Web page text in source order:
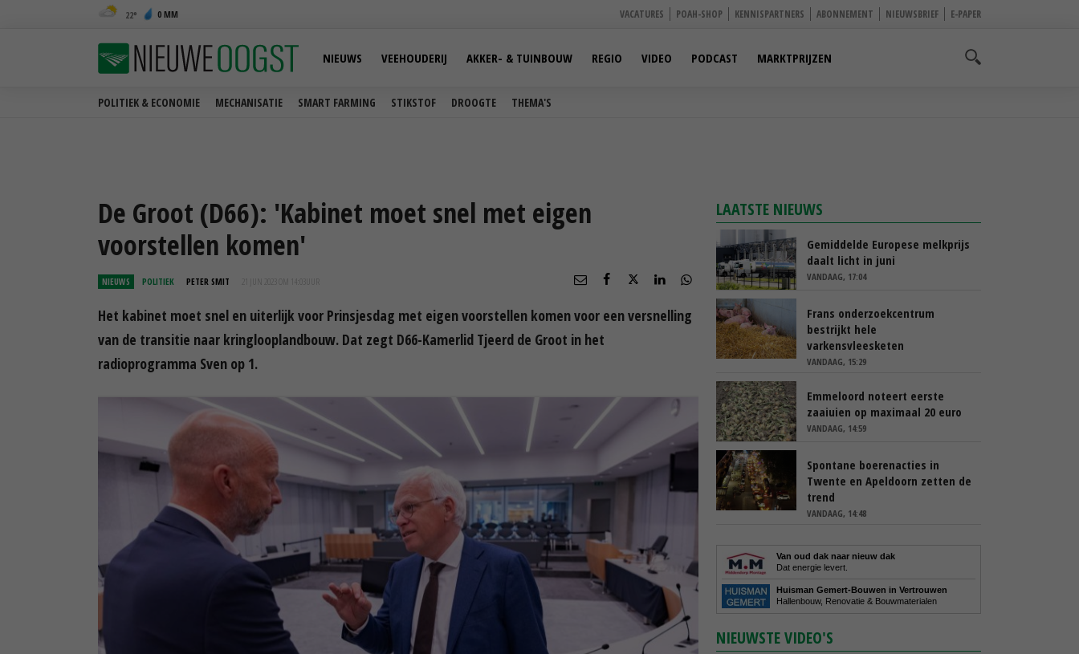
22 0 MM VACATURES POAH-SHOP KENNISPARTNERS ABONNEMENT NIEUWSBRIEF E-PAPER
POLITIEK & ECONOMIE MECHANISATIE SMART FARMING STIKSTOF DROOGTE THEMA'S
NIEUWS VEEHOUDERIJ AKKER- & TUINBOUW REGIO VIDEO PODCAST MARKTPRIJZEN
De Groot (D66): 'Kabinet moet snel met eigen
voorstellen komen'
NIEUWS POLITIEK PETER SMIT 21 JUN 2023 OM 14:03
Het kabinet moet snel en uiterlijk voor Prinsjesdag met eigen voorstellen komen voor een versnelling
van de transitie naar kringlooplandbouw. Dat zegt D66-Kamerlid Tjeerd de Groot in het
radioprogramma Sven op 1.
LAATSTE NIEUWS
Gemiddelde Europese melkprijs
daalt licht in juni
VANDAAG, 17:04
Frans onderzoekcentrum
bestrijkt hele
varkensvleesketen
VANDAAG, 15:29
Emmeloord noteert eerste
zaaiuien op maximaal 20 euro
VANDAAG, 14:59
Spontane boerenacties in
Twente en Apeldoorn zetten de
trend
VANDAAG, 14:48
Van oud dak naar nieuw dak
Dat energie levert.
Huisman Gemert-Bouwen in Vertrouwen
Hallenbouw, Renovatie & Bouwmaterialen
NIEUWSTE VIDEO'S